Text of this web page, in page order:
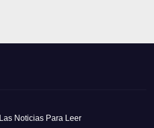
Las Noticias Para Leer